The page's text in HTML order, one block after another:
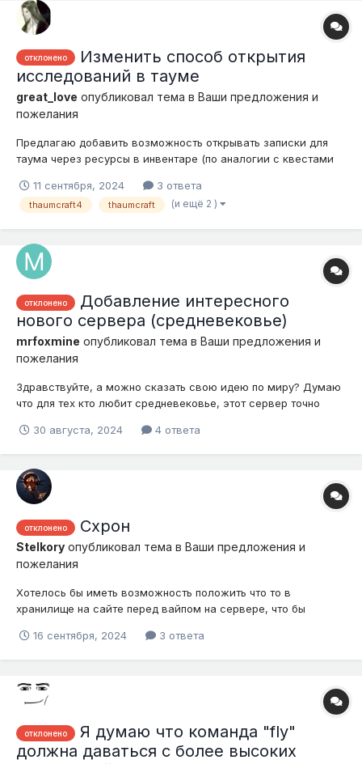
отклонено
Изменить способ открытия
исследований в тауме
great_love опубликовал тема в Ваши предложения и
пожелания
Предлагаю добавить возможность открывать записки для
таума через ресурсы в инвентаре (по аналогии с квестами
список ресурсов для каждого аспекта и при этом чем
"глубже"/сложнее/запрещеннее (которое даёт искажение)
11 сентября, 2024 3 ответа
thaumcraft4 thaumcraft (и ещё 2 )
отклонено
Добавление интересного
нового сервера (средневековье)
mrfoxmine опубликовал тема в Ваши предложения и
пожелания
Здравствуйте, а можно сказать свою идею по миру? Думаю
что для тех кто любит средневековье, этот сервер точно
оставим, может изменим) В средневековье, будет много
модов на декор, так же будет упор в украшение построек,...
30 августа, 2024 4 ответа
отклонено Схрон
Stelkory опубликовал тема в Ваши предложения и
пожелания
Хотелось бы иметь возможность положить что то в
хранилище на сайте перед вайпом на сервере, что бы
сезоне. Понятное дело что не бесплатно. Я как донатер, был
бы очень рад такой возможности. Ведь я прихожу к вам что
16 сентября, 2024 3 ответа
отклонено
Я думаю что команда "fly"
должна даваться с более высоких